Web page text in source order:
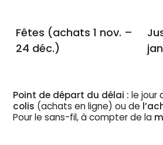
Fêtes (achats 1 nov. –
24 déc.)
Point de départ du délai : le jour
colis (achats en ligne) ou de
Pour le sans-fil, à compter de la